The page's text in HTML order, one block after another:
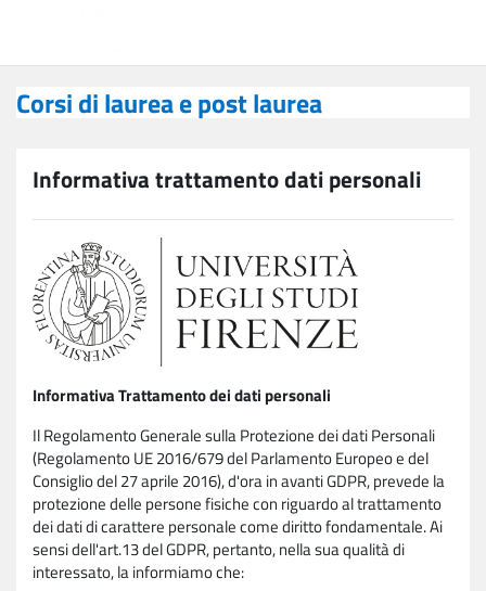
Corsi di laurea e post laurea
Informativa trattamento dati personali
Informativa Trattamento dei dati personali
Il Regolamento Generale sulla Protezione dei dati Personali
(Regolamento UE 2016/679 del Parlamento Europeo e del
Consiglio del 27 aprile 2016), d'ora in avanti GDPR, prevede la
protezione delle persone fisiche con riguardo al trattamento
dei dati di carattere personale come diritto fondamentale. Ai
sensi dell'art.13 del GDPR, pertanto, nella sua qualità di
interessato, la informiamo che: